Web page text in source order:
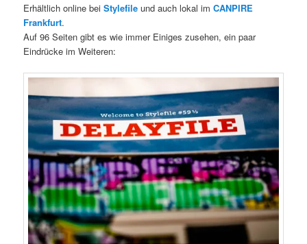
Erhältlich online beiStylefile und auch lokal imCANPIRE
Frankfurt.
Auf 96 Seiten gibt es wie immer Einiges zusehen, ein paar
Eindrücke im Weiteren: